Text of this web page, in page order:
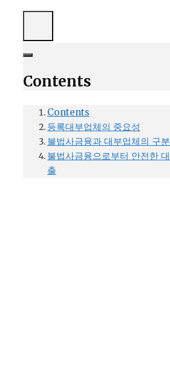
Contents
Contents
등록대부업체의 중요성
불법사금융과 대부업체의 구분
불법사금융으로부터 안전한 대
출